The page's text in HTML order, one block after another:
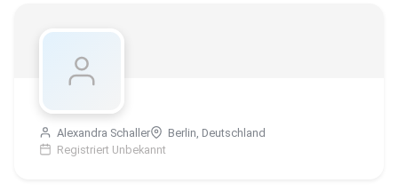
Alexandra Schaller
Berlin, Deutschland
Registriert Unbekannt